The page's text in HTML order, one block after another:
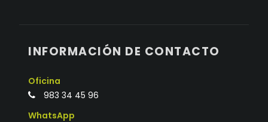
INFORMACIÓN DE CONTACTO
Oficina
983 34 45 96
WhatsApp